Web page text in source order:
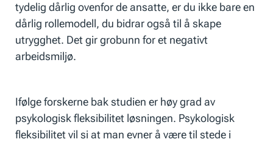
tydelig dårlig ovenfor de ansatte, er du ikke bare en
dårlig rollemodell, du bidrar også til å skape
utrygghet. Det gir grobunn for et negativt
arbeidsmiljø.
Ifølge forskerne bak studien er høy grad av
psykologisk fleksibilitet løsningen. Psykologisk
fleksibilitet vil si at man evner å være til stede i